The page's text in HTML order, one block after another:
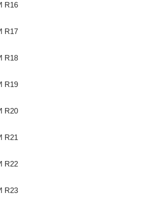
R16
R17
R18
R19
R20
R21
R22
R23